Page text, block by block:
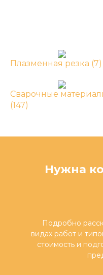
Плазменная резка (7)
Сварочные
(147)
Нужна
Подробно
видах работ и
стоимость и